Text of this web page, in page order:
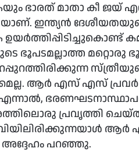
ഭാരത് മാതാ കീ ജയ്
ഇന്ത്യന്‍
ഭൂപടമല്ലാത്ത മറ്റൊരു
ആര്‍ എസ് എസ്
എന്നാല്‍,
പ്രവൃത്തി
അദ്ദേഹം പറഞ്ഞു.